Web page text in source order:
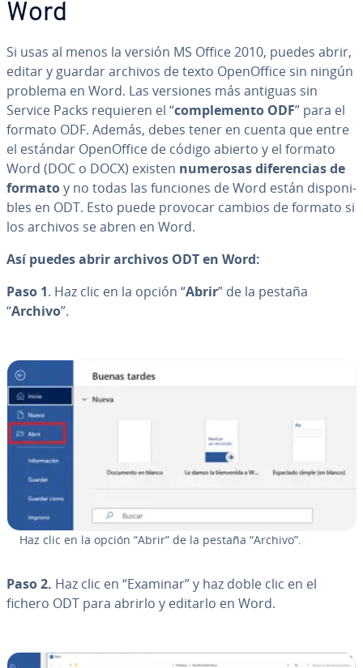
Word
Si usas al menos la versión MS Office 2010, puedes abrir,
editar y guardar archivos de texto Ope­nO­f­fi­ce sin ningún
problema en Word. Las versiones más antiguas sin
Service Packs requieren el “co­m­ple­me­n­to ODF” para el
formato ODF. Además, debes tener en cuenta que entre
el estándar Ope­nO­f­fi­ce de código abierto y el formato
Word (DOC o DOCX) existen numerosas di­fe­re­n­cias de
formatoy no todas las funciones de Word están di­s­po­ni­
bles en ODT. Esto puede provocar cambios de formato si
los archivos se abren en Word.
Así puedes abrir archivos ODT en Word:
Paso 1. Haz clic en la opción “Abrir” de la pestaña
“Archivo”.
Haz clic en la opción “Abrir” de la pestaña “Archivo”.
Paso 2. Haz clic en “Examinar” y haz doble clic en el
fichero ODT para abrirlo y editarlo en Word.